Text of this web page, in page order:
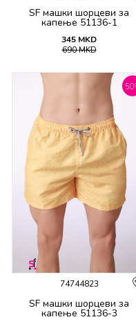
SF машки шорцеви за
капење 51136-1
345 MKD
690MKD
50
74744823
SF машки шорцеви за
капење 51136-3